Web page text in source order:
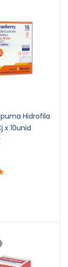
Hidrofila
x 10unid